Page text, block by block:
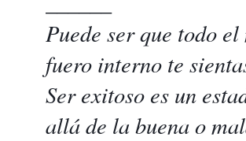
Puede ser que todo
fuero interno te
Ser exitoso es un
allá de la buena o